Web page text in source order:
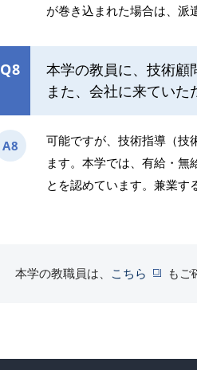
が巻き込まれた場合は、派
Q8
本学の教員に、技術顧
また、会社に来ていた
A8
可能ですが、技術指導（技
ます。本学では、有給・無
とを認めています。兼業す
本学の教職員は、 こちら もご